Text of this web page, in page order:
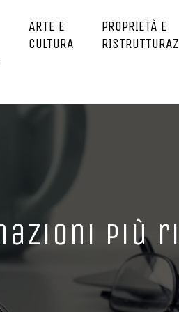
ARTE E
CULTURA
PROPRIETÀ E
più